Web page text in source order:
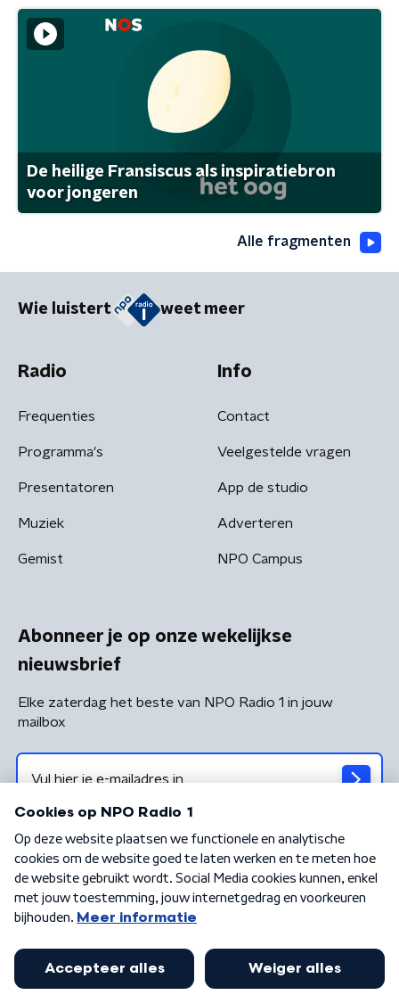
De heilige Fransiscus als inspiratiebron
voor jongeren
Alle fragmenten
Wie luistert weet meer
Radio
Frequenties
Programma's
Presentatoren
Muziek
Gemist
Info
Contact
Veelgestelde vragen
App de studio
Adverteren
NPO Campus
Abonneer je op onze wekelijkse
nieuwsbrief
Elke zaterdag het beste van NPO Radio 1 in jouw
mailbox
Algemene voorwaarden